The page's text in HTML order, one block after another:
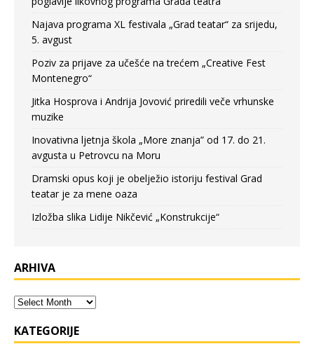
Najava programa XL festivala „Grad teatar“ za srijedu,
5. avgust
Poziv za prijave za učešće na trećem „Creative Fest
Montenegro“
Jitka Hosprova i Andrija Jovović priredili veče vrhunske
muzike
Inovativna ljetnja škola „More znanja” od 17. do 21.
avgusta u Petrovcu na Moru
Dramski opus koji je obelježio istoriju festival Grad
teatar je za mene oaza
Izložba slika Lidije Nikčević „Konstrukcije“
ARHIVA
KATEGORIJE